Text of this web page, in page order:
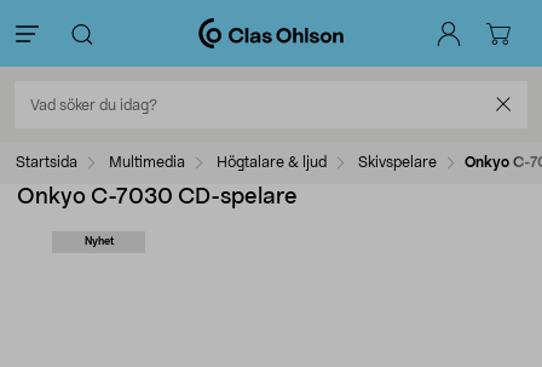
Startsida Multimedia Högtalare & ljud Skivspelare Onkyo C-
Onkyo C-7030 CD-spelare
Nyhet